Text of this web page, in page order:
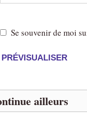
Se souvenir de moi
ailleurs